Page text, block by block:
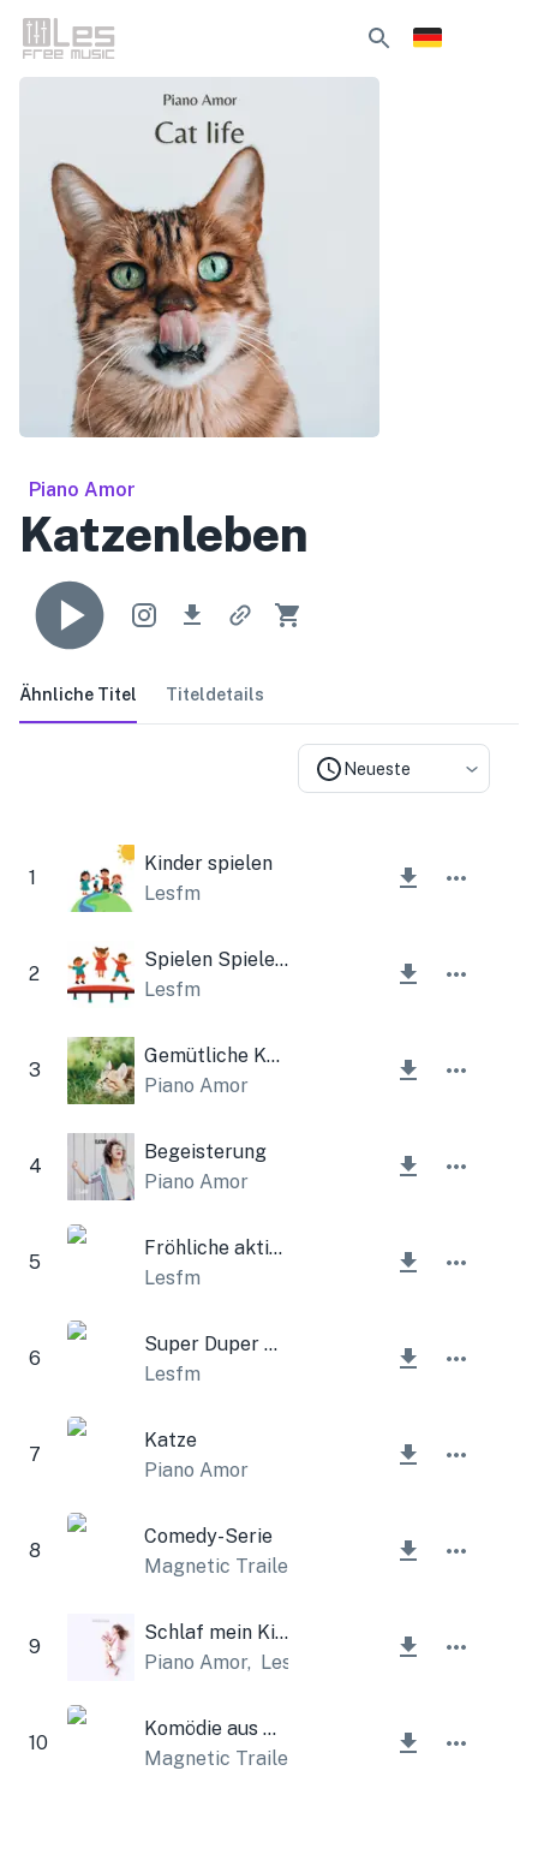
Piano Amor
Katzenleben
Ähnliche Titel Titeldetails
Neueste
1
Kinder spielen
Lesfm
2
Spielen Spielen Spielen
Lesfm
3
Gemütliche Katze
Piano Amor
4
Begeisterung
Piano Amor
5
Fröhliche aktive Musik für Kinder
Lesfm
6
Super Duper Spaß
Lesfm
7
Katze
Piano Amor
8
Comedy-Serie
Magnetic Trailer
9
Schlaf mein Kind
Piano Amor, Lesfm
10
Komödie aus Hollywood
Magnetic Trailer